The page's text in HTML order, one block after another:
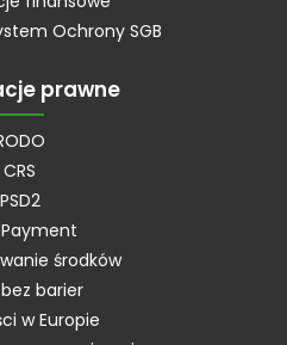
Ochrony SGB
prawne
CRS
PSD2
środków
barier
w Europie